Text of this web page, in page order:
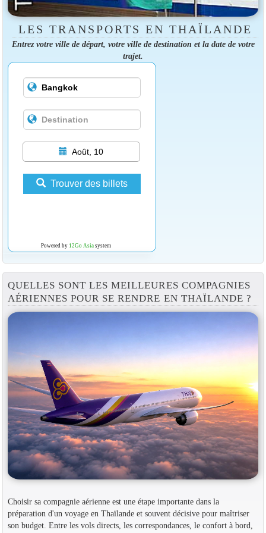
LES TRANSPORTS EN THAÏLANDE
Entrez votre ville de départ, votre ville de destination et la date de votre
trajet.
Août, 10
Trouver des billets
Powered by 12Go Asiasystem
QUELLES SONT LES MEILLEURES COMPAGNIES
AÉRIENNES POUR SE RENDRE EN THAÏLANDE ?
Choisir sa compagnie aérienne est une étape importante dans la
préparation d'un voyage en Thaïlande et souvent décisive pour maîtriser
son budget. Entre les vols directs, les correspondances, le confort à bord,